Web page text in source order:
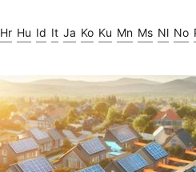
Hr Hu Id It Ja Ko Ku Mn Ms Nl No